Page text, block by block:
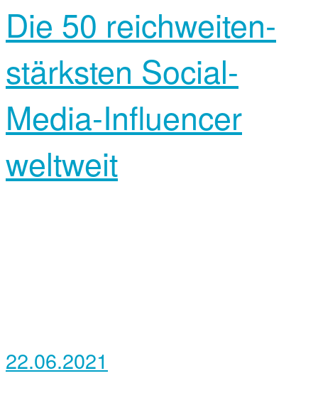
Die 50 reichweiten­
stärksten Social-
Media-Influencer
weltweit
22.06.2021